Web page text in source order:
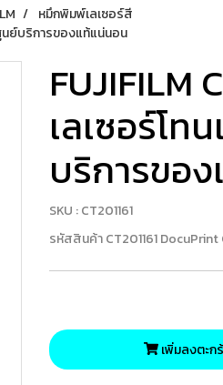
หมึกพิมพ์เลเซอร์สี
นย์บริการของแท้แน่นอน
FUJIFILM
เลเซอร์โ
บริการขอ
SKU : CT201161
รหัสสินค้า CT201161
เพิ่มลงตะก